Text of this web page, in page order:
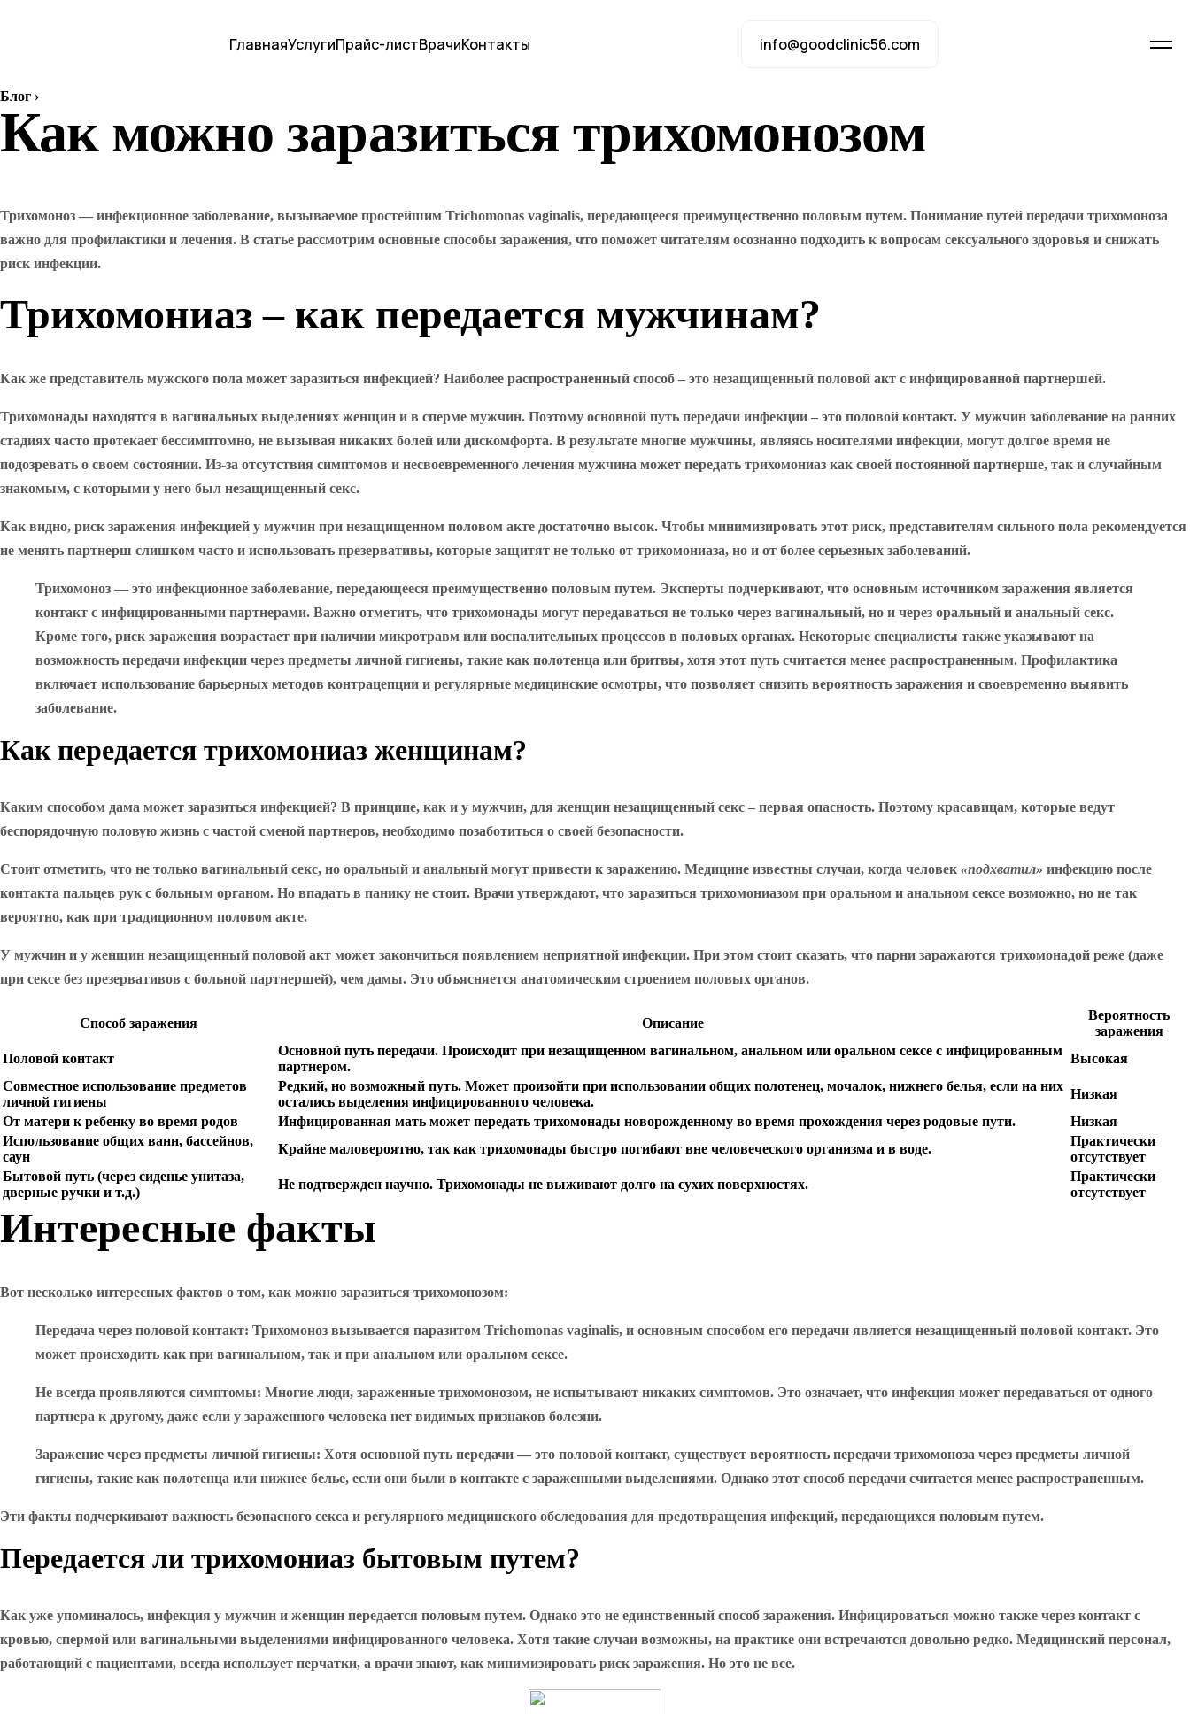
ГлавнаяУслугиПрайс-листВрачиКонтакты info@goodclinic56.com
Блог ›
Как можно заразиться трихомонозом
Трихомоноз — инфекционное заболевание, вызываемое простейшим Trichomonas vaginalis, передающееся преимущественно половым путем. Понимание путей передачи трихомоноза
важно для профилактики и лечения. В статье рассмотрим основные способы заражения, что поможет читателям осознанно подходить к вопросам сексуального здоровья и снижать
риск инфекции.
Трихомониаз – как передается мужчинам?
Как же представитель мужского пола может заразиться инфекцией? Наиболее распространенный способ – это незащищенный половой акт с инфицированной партнершей.
Трихомонады находятся в вагинальных выделениях женщин и в сперме мужчин. Поэтому основной путь передачи инфекции – это половой контакт. У мужчин заболевание на ранних
стадиях часто протекает бессимптомно, не вызывая никаких болей или дискомфорта. В результате многие мужчины, являясь носителями инфекции, могут долгое время не
подозревать о своем состоянии. Из-за отсутствия симптомов и несвоевременного лечения мужчина может передать трихомониаз как своей постоянной партнерше, так и случайным
знакомым, с которыми у него был незащищенный секс.
Как видно, риск заражения инфекцией у мужчин при незащищенном половом акте достаточно высок. Чтобы минимизировать этот риск, представителям сильного пола рекомендуется
не менять партнерш слишком часто и использовать презервативы, которые защитят не только от трихомониаза, но и от более серьезных заболеваний.
Трихомоноз — это инфекционное заболевание, передающееся преимущественно половым путем. Эксперты подчеркивают, что основным источником заражения является
контакт с инфицированными партнерами. Важно отметить, что трихомонады могут передаваться не только через вагинальный, но и через оральный и анальный секс.
Кроме того, риск заражения возрастает при наличии микротравм или воспалительных процессов в половых органах. Некоторые специалисты также указывают на
возможность передачи инфекции через предметы личной гигиены, такие как полотенца или бритвы, хотя этот путь считается менее распространенным. Профилактика
включает использование барьерных методов контрацепции и регулярные медицинские осмотры, что позволяет снизить вероятность заражения и своевременно выявить
заболевание.
Как передается трихомониаз женщинам?
Каким способом дама может заразиться инфекцией? В принципе, как и у мужчин, для женщин незащищенный секс – первая опасность. Поэтому красавицам, которые ведут
беспорядочную половую жизнь с частой сменой партнеров, необходимо позаботиться о своей безопасности.
Стоит отметить, что не только вагинальный секс, но оральный и анальный могут привести к заражению. Медицине известны случаи, когда человек «подхватил» инфекцию после
контакта пальцев рук с больным органом. Но впадать в панику не стоит. Врачи утверждают, что заразиться трихомониазом при оральном и анальном сексе возможно, но не так
вероятно, как при традиционном половом акте.
У мужчин и у женщин незащищенный половой акт может закончиться появлением неприятной инфекции. При этом стоит сказать, что парни заражаются трихомонадой реже (даже
при сексе без презервативов с больной партнершей), чем дамы. Это объясняется анатомическим строением половых органов.
Способ заражения Описание
Вероятность
заражения
Половой контакт
Основной путь передачи. Происходит при незащищенном вагинальном, анальном или оральном сексе с инфицированным
партнером.
Высокая
Совместное использование предметов
личной гигиены
Редкий, но возможный путь. Может произойти при использовании общих полотенец, мочалок, нижнего белья, если на них
остались выделения инфицированного человека.
Низкая
От матери к ребенку во время родов
Инфицированная мать может передать трихомонады новорожденному во время прохождения через родовые пути.
Низкая
Использование общих ванн, бассейнов,
саун
Крайне маловероятно, так как трихомонады быстро погибают вне человеческого организма и в воде.
Практически
отсутствует
Бытовой путь (через сиденье унитаза,
дверные ручки и т.д.)
Не подтвержден научно. Трихомонады не выживают долго на сухих поверхностях.
Практически
отсутствует
Интересные факты
Вот несколько интересных фактов о том, как можно заразиться трихомонозом:
Передача через половой контакт: Трихомоноз вызывается паразитом Trichomonas vaginalis, и основным способом его передачи является незащищенный половой контакт. Это
может происходить как при вагинальном, так и при анальном или оральном сексе.
Не всегда проявляются симптомы: Многие люди, зараженные трихомонозом, не испытывают никаких симптомов. Это означает, что инфекция может передаваться от одного
партнера к другому, даже если у зараженного человека нет видимых признаков болезни.
Заражение через предметы личной гигиены: Хотя основной путь передачи — это половой контакт, существует вероятность передачи трихомоноза через предметы личной
гигиены, такие как полотенца или нижнее белье, если они были в контакте с зараженными выделениями. Однако этот способ передачи считается менее распространенным.
Эти факты подчеркивают важность безопасного секса и регулярного медицинского обследования для предотвращения инфекций, передающихся половым путем.
Передается ли трихомониаз бытовым путем?
Как уже упоминалось, инфекция у мужчин и женщин передается половым путем. Однако это не единственный способ заражения. Инфицироваться можно также через контакт с
кровью, спермой или вагинальными выделениями инфицированного человека. Хотя такие случаи возможны, на практике они встречаются довольно редко. Медицинский персонал,
работающий с пациентами, всегда использует перчатки, а врачи знают, как минимизировать риск заражения. Но это не все.